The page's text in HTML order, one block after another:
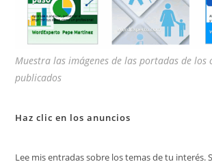
Muestra las imágenes de las portadas de los
publicados
Haz clic en los anuncios
Lee mis entradas sobre los temas de tu interés.